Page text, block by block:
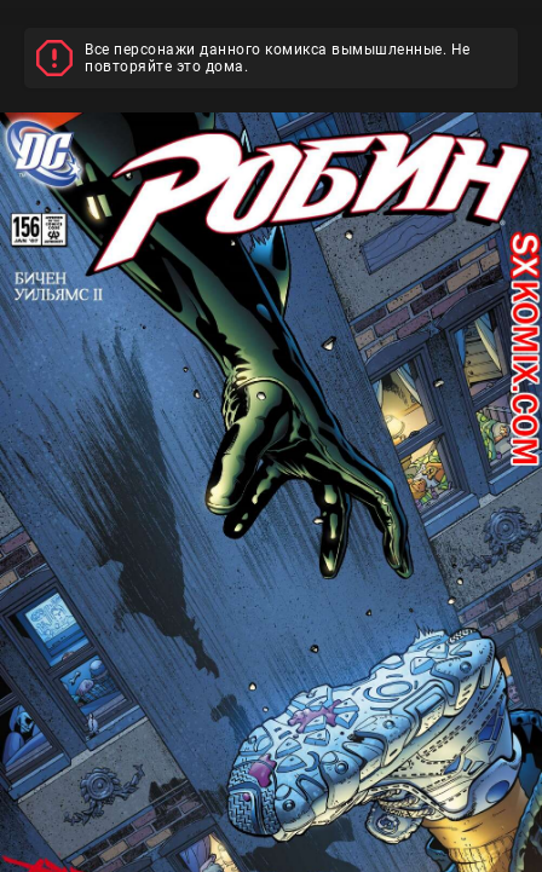
Все персонажи данного комикса вымышленные. Не
повторяйте это дома.